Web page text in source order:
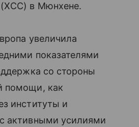
(ХСС) в Мюнхене.
увеличила
показателями
со стороны
помощи, как
институты и
активными усилиями